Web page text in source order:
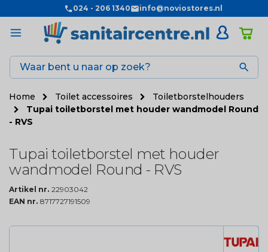
024 - 206 1340 info@noviostores.nl

Home Toilet accessoires
Toiletborstelhouders
Tupai toiletborstel met houder wandmodel Round
- RVS
Tupai toiletborstel met houder
wandmodel Round - RVS
Artikel nr. 22903042
EAN nr. 8717727191509